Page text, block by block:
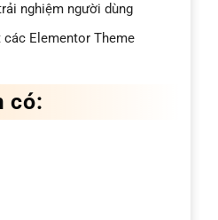
nghiệm người dùng
Elementor Theme
có: